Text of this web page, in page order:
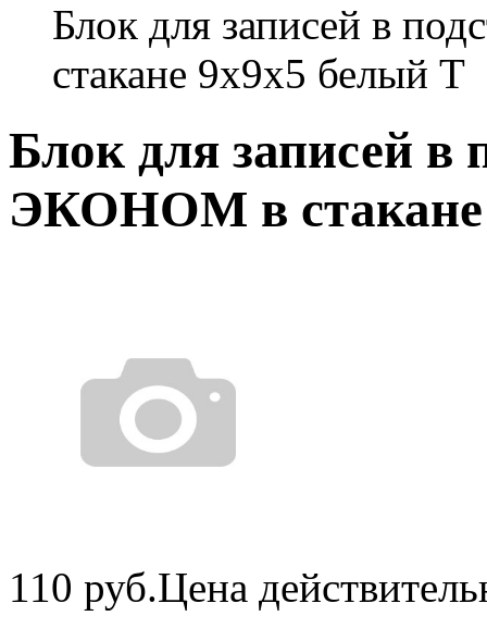
Блок для записей в
стакане 9х9х5 белый Т
Блок для записей в
ЭКОНОМ в стакане
110 руб.Цена